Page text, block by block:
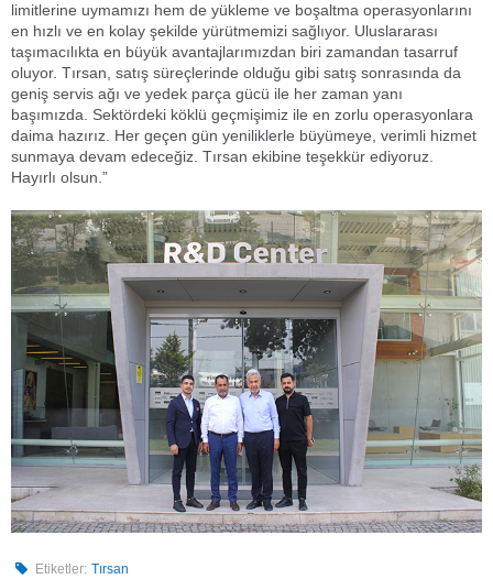
limitlerine uymamızı hem de yükleme ve boşaltma operasyonlarını
en hızlı ve en kolay şekilde yürütmemizi sağlıyor. Uluslararası
taşımacılıkta en büyük avantajlarımızdan biri zamandan tasarruf
oluyor. Tırsan, satış süreçlerinde olduğu gibi satış sonrasında da
geniş servis ağı ve yedek parça gücü ile her zaman yanı
başımızda. Sektördeki köklü geçmişimiz ile en zorlu operasyonlara
daima hazırız. Her geçen gün yeniliklerle büyümeye, verimli hizmet
sunmaya devam edeceğiz. Tırsan ekibine teşekkür ediyoruz.
Hayırlı olsun.”
Etiketler: Tırsan